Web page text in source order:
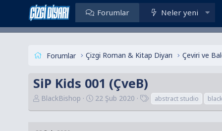
Forumlar Neler yeni
Forumlar Çizgi Roman & Kitap Diyarı Çeviri ve
SiP Kids 001 (ÇveB)
K
BlackBishop
B
22 Şub 2020 abstract studio